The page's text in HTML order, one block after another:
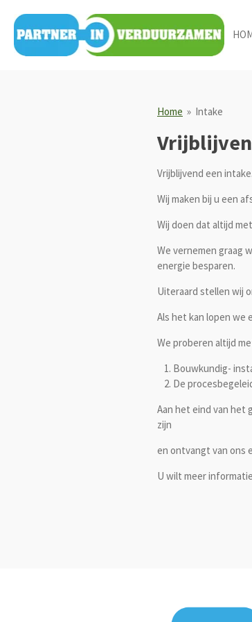
Ga
direct
naar
Home » Intake
Vrijblijvend een intake.
Wij maken bij u een
Wij doen dat altijd
We vernemen graag
energie besparen.
Uiteraard stellen wij
Als het kan lopen we
We proberen altijd
Bouwkundig-
De
Aan het eind van het
zijn
en ontvangt van ons
U wilt meer